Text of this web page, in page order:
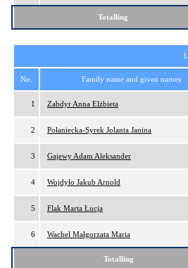
Totalling
No. Family name and given names
1 Zabdyr Anna Elżbieta
2 Połaniecka-Syrek Jolanta Janina
3 Gajewy Adam Aleksander
4 Wojdyło Jakub Arnold
5 Flak Marta Łucja
6 Wachel Małgorzata Maria
Totalling